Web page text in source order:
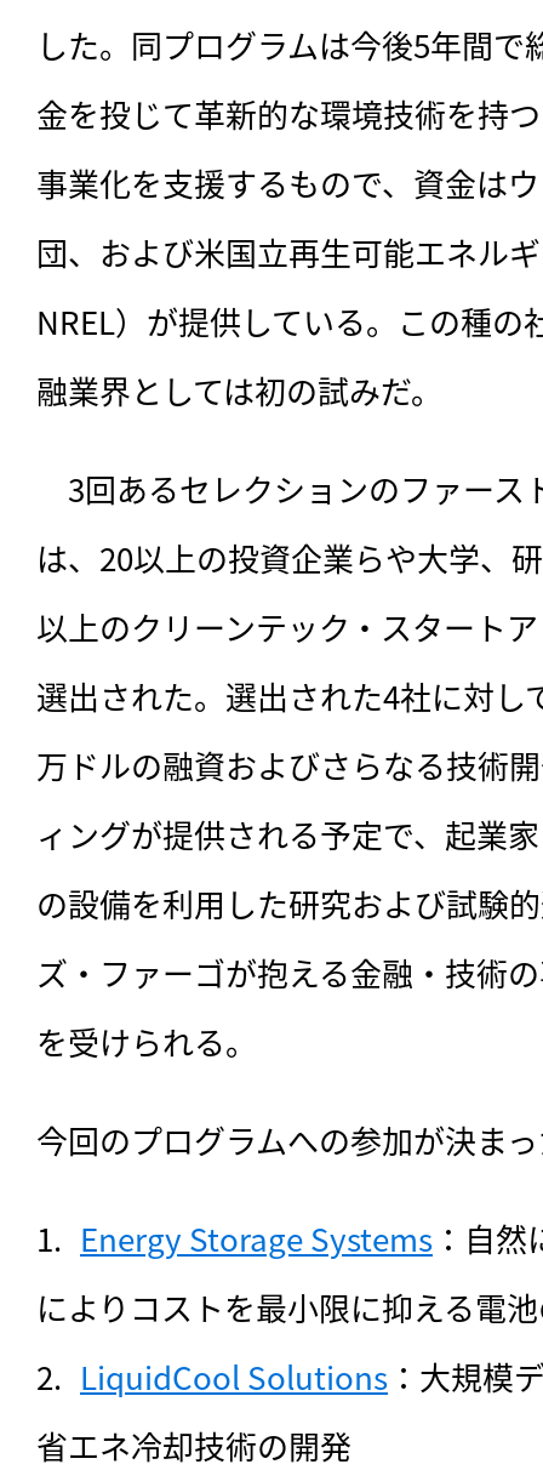
した。同プログラムは今後5年間で
金を投じて革新的な環境技術を持
事業化を支援するもので、資金は
団、および米国立再生可能エネル
NREL）が提供している。この種の
融業界としては初の試みだ。
3回あるセレクションのファース
は、20以上の投資企業らや大学、
以上のクリーンテック・スタート
選出された。選出された4社に対し
万ドルの融資およびさらなる技術
ィングが提供される予定で、起業
の設備を利用した研究および試験
ズ・ファーゴが抱える金融・技術
を受けられる。
今回のプログラムへの参加が決ま
Energy Storage Systems ：自
によりコストを最小限に抑える電
LiquidCool Solutions ：大規模
省エネ冷却技術の開発